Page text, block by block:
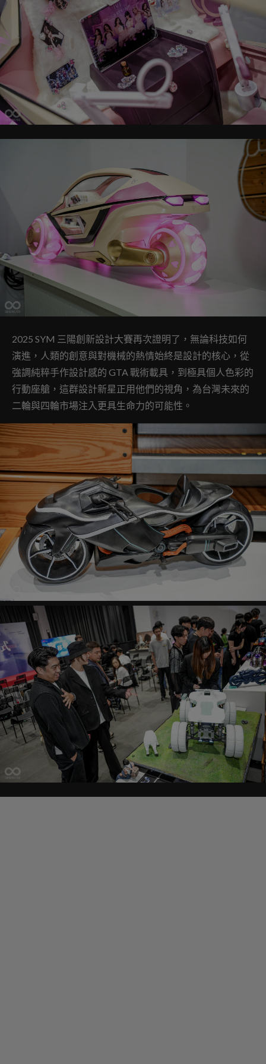
2025 SYM 三陽創新設計大賽再次證明了，無論科技如何
演進，人類的創意與對機械的熱情始終是設計的核心，從
強調純粹手作設計感的 GTA 戰術載具，到極具個人色彩的
行動座艙，這群設計新星正用他們的視角，為台灣未來的
二輪與四輪市場注入更具生命力的可能性。